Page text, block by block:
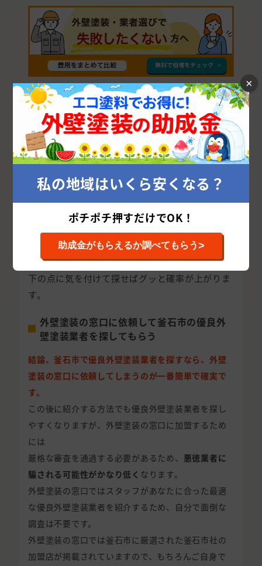
釜石市で優良外壁塗装業者を探す方法
塗装業者を探すことです。
どう探せばよいかお悩みの方が多いと思います。
釜石市で優良な外壁塗装会社を探すためには、以
下の点に気を付けて探せばグッと確率が上がりま
す。
外壁塗装の窓口に依頼して釜石市の優良外
壁塗装業者を探してもらう
結論、釜石市で優良外壁塗装業者を探すなら、外壁
塗装の窓口に依頼してしまうのが一番簡単で確実で
す。
この後に紹介する方法でも優良外壁塗装業者を探し
やすくなりますが、外壁塗装の窓口に加盟するため
には
厳格な審査を通過する必要があるため、 悪徳業者に
騙される可能性がかなり低く なります。
外壁塗装の窓口ではスタッフがあなたに合った最適
な優良外壁塗装業者を紹介するため、自分で面倒な
調査は不要です。
外壁塗装の窓口では釜石市に厳選された釜石市社の
加盟店が掲載されていますので、もちろんご自身で
×
私の地域はいくら安くなる？
ポチポチ押すだけでOK！
助成金がもらえるか調べてもらう>